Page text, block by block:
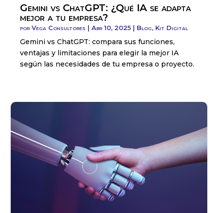
Gemini vs ChatGPT: ¿Qué IA se adapta
mejor a tu empresa?
porVega Consultores |Abr 10, 2025 | Blog, Kit Digital
Gemini vs ChatGPT: compara sus funciones,
ventajas y limitaciones para elegir la mejor IA
según las necesidades de tu empresa o proyecto.